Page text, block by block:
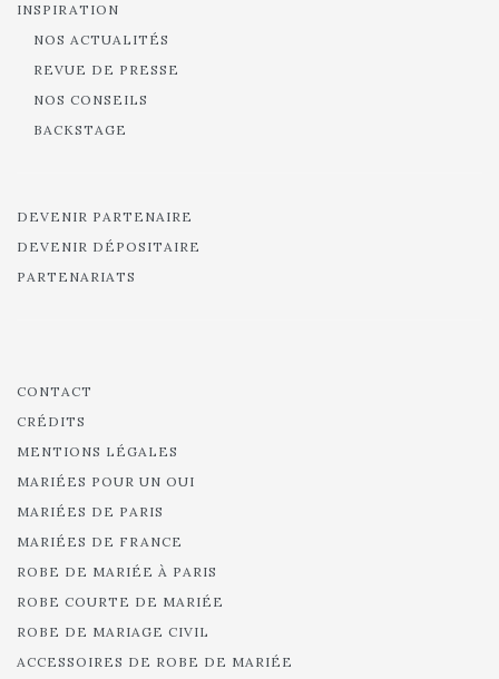
INSPIRATION
NOS ACTUALITÉS
REVUE DE PRESSE
NOS CONSEILS
BACKSTAGE
DEVENIR PARTENAIRE
DEVENIR DÉPOSITAIRE
PARTENARIATS
CONTACT
CRÉDITS
MENTIONS LÉGALES
MARIÉES POUR UN OUI
MARIÉES DE PARIS
MARIÉES DE FRANCE
ROBE DE MARIÉE À PARIS
ROBE COURTE DE MARIÉE
ROBE DE MARIAGE CIVIL
ACCESSOIRES DE ROBE DE MARIÉE